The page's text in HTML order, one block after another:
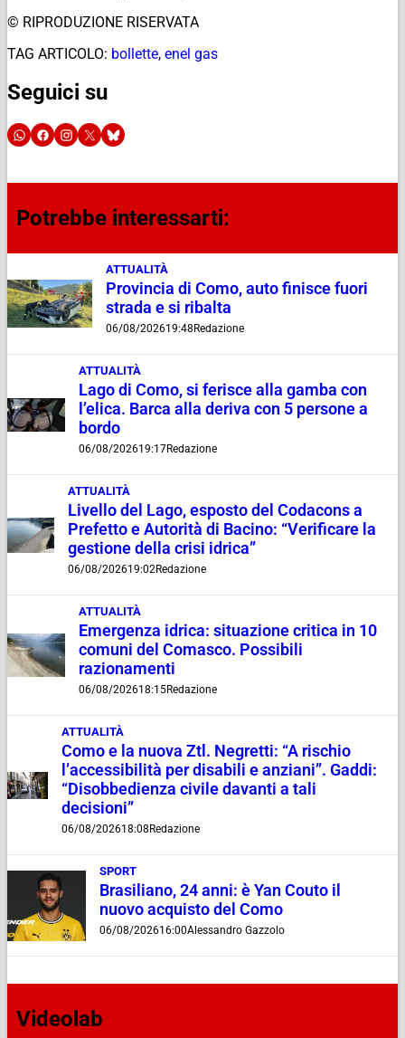
© RIPRODUZIONE RISERVATA
TAG ARTICOLO: bollette, enel gas
Seguici su
Potrebbe interessarti:
ATTUALITÀ
Provincia di Como, auto finisce fuori
strada e si ribalta
06/08/202619:48 Redazione
ATTUALITÀ
Lago di Como, si ferisce alla gamba con
l’elica. Barca alla deriva con 5 persone a
bordo
06/08/202619:17Redazione
ATTUALITÀ
Livello del Lago, esposto del Codacons a
Prefetto e Autorità di Bacino: “Verificare la
gestione della crisi idrica”
06/08/202619:02Redazione
ATTUALITÀ
Emergenza idrica: situazione critica in 10
comuni del Comasco. Possibili
razionamenti
06/08/202618:15Redazione
ATTUALITÀ
Como e la nuova Ztl. Negretti: “A rischio
l’accessibilità per disabili e anziani”. Gaddi:
“Disobbedienza civile davanti a tali
decisioni”
06/08/202618:08 Redazione
SPORT
Brasiliano, 24 anni: è Yan Couto il
nuovo acquisto del Como
06/08/202616:00Alessandro Gazzolo
Videolab